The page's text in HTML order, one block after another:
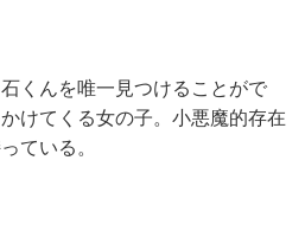
くんを唯一見つけることがで
けてくる女の子。小悪魔的存在
ている。